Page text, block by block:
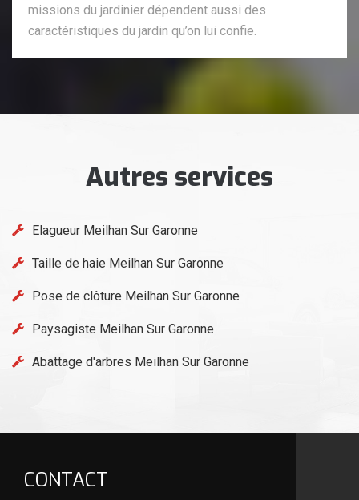
missions du jardinier dépendent aussi des
caractéristiques du jardin qu’on lui confie.
Autres services
Elagueur Meilhan Sur Garonne
Taille de haie Meilhan Sur Garonne
Pose de clôture Meilhan Sur Garonne
Paysagiste Meilhan Sur Garonne
Abattage d'arbres Meilhan Sur Garonne
CONTACT